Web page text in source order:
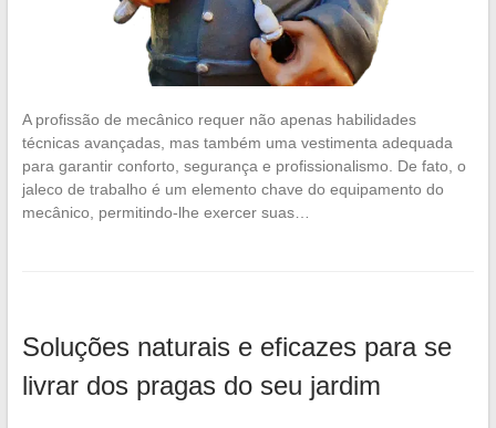
A profissão de mecânico requer não apenas habilidades
técnicas avançadas, mas também uma vestimenta adequada
para garantir conforto, segurança e profissionalismo. De fato, o
jaleco de trabalho é um elemento chave do equipamento do
mecânico, permitindo-lhe exercer suas…
Soluções naturais e eficazes para se
livrar dos pragas do seu jardim